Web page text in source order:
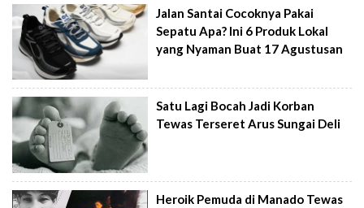
Jalan Santai Cocoknya Pakai
Sepatu Apa? Ini 6 Produk Lokal
yang Nyaman Buat 17 Agustusan
Satu Lagi Bocah Jadi Korban
Tewas Terseret Arus Sungai Deli
Heroik Pemuda di Manado Tewas